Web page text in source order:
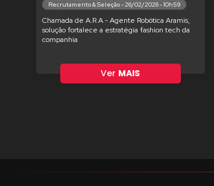
Recrutamento & Seleção - 26/02/2026 - 10h59
Chamada de A.R.A - Agente Robótica Aramis,
solução fortalece a estratégia fashion tech da
companhia
Ver MAIS